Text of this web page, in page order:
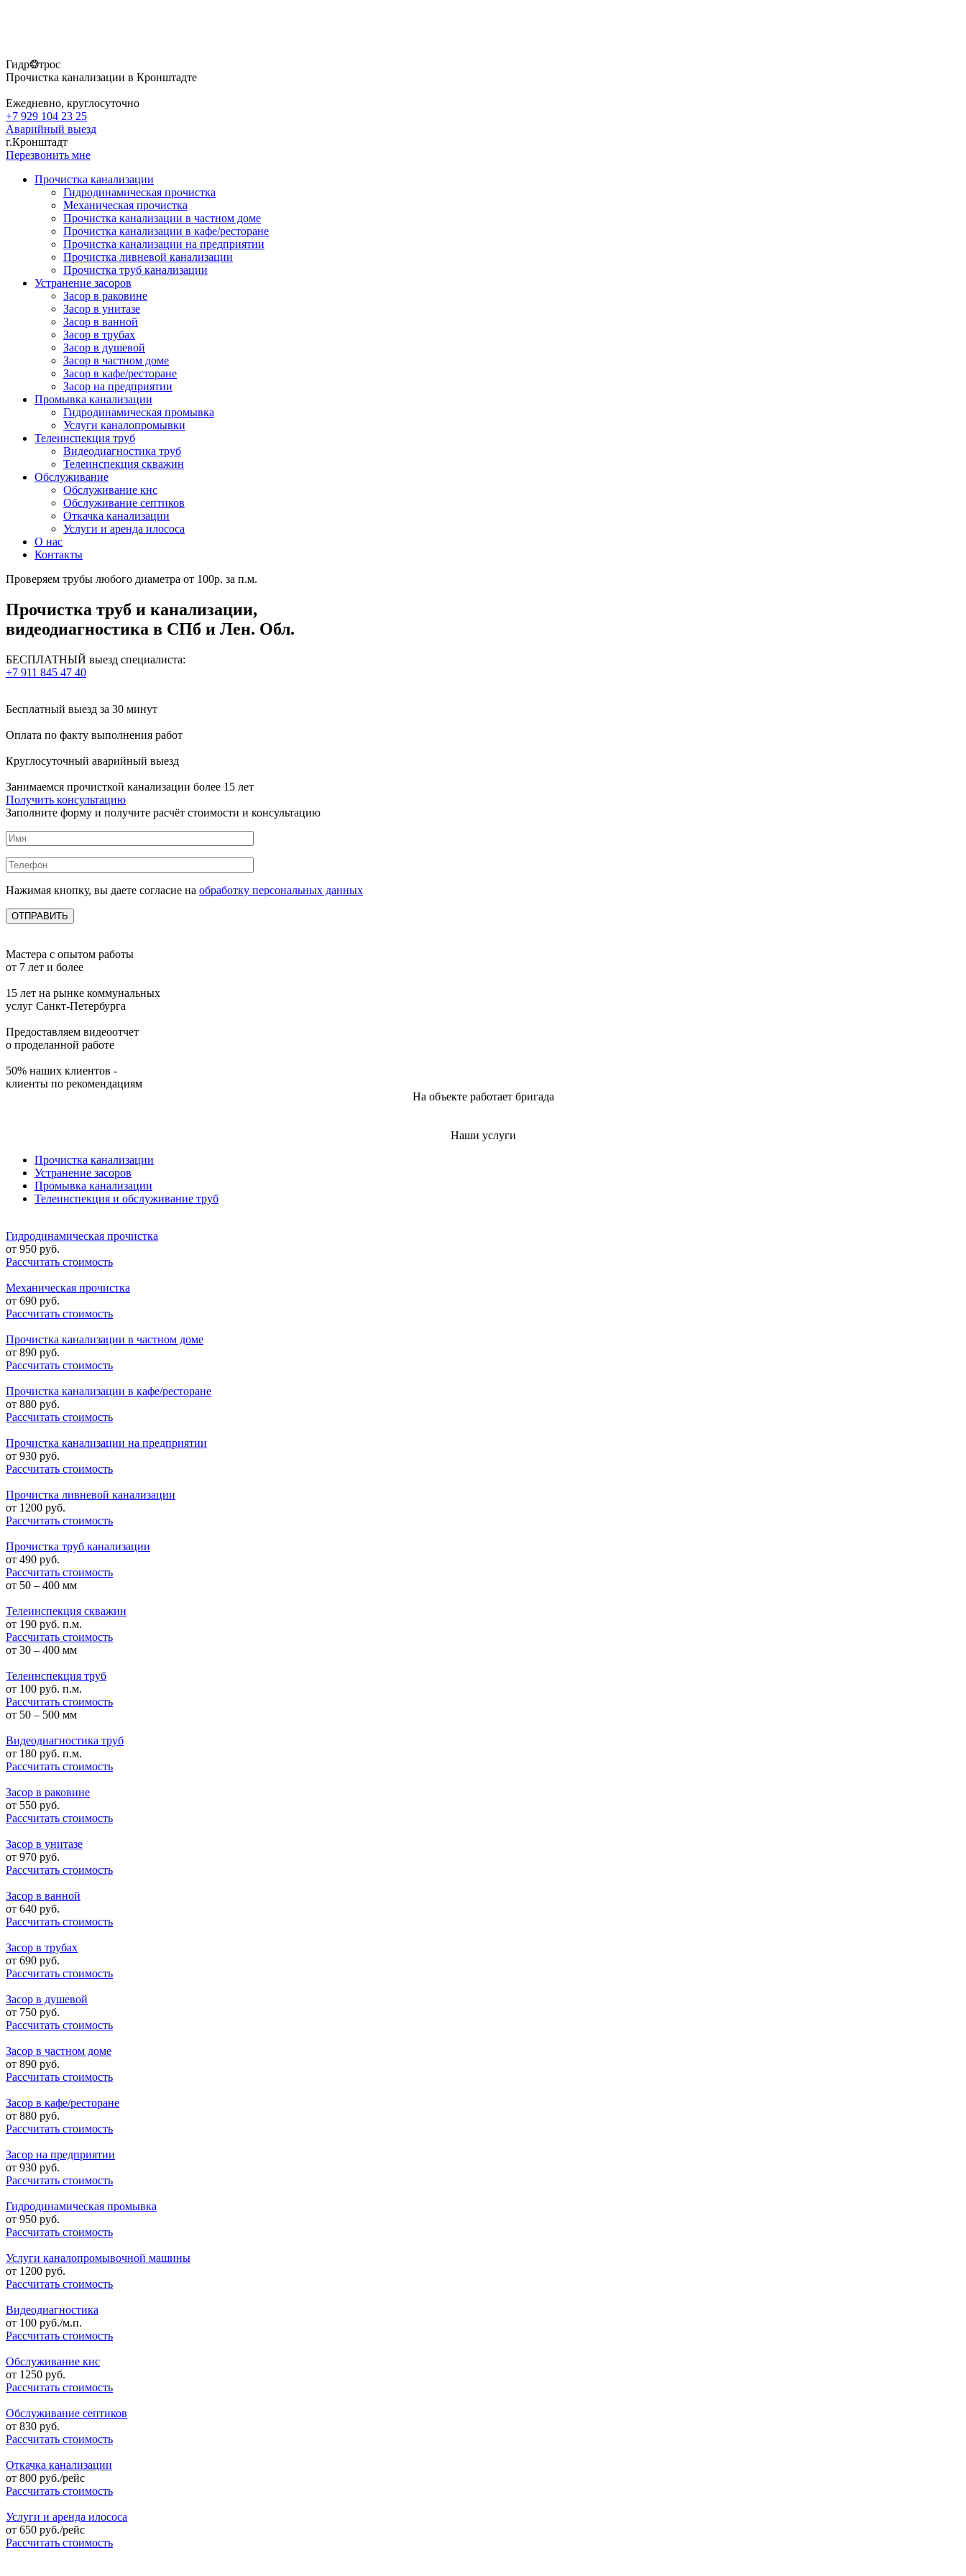
Гидр❂трос
Прочистка канализации в Кронштадте
Ежедневно, круглосуточно
+7 929 104 23 25
Аварийный выезд
г.Кронштадт
Перезвонить мне
Прочистка канализации
Гидродинамическая прочистка
Механическая прочистка
Прочистка канализации в частном доме
Прочистка канализации в кафе/ресторане
Прочистка канализации на предприятии
Прочистка ливневой канализации
Прочистка труб канализации
Устранение засоров
Засор в раковине
Засор в унитазе
Засор в ванной
Засор в трубах
Засор в душевой
Засор в частном доме
Засор в кафе/ресторане
Засор на предприятии
Промывка канализации
Гидродинамическая промывка
Услуги каналопромывки
Телеинспекция труб
Видеодиагностика труб
Телеинспекция скважин
Обслуживание
Обслуживание кнс
Обслуживание септиков
Откачка канализации
Услуги и аренда илососа
О нас
Контакты
Проверяем трубы любого диаметра от 100р. за п.м.
Прочистка труб и канализации,
видеодиагностика в СПб и Лен. Обл.
БЕСПЛАТНЫЙ выезд специалиста:
+7 911 845 47 40
Бесплатный выезд за 30 минут
Оплата по факту выполнения работ
Круглосуточный аварийный выезд
Занимаемся прочисткой канализации более 15 лет
Получить консультацию
Заполните форму и получите расчёт стоимости и консультацию
Нажимая кнопку, вы даете согласие на обработку персональных данных
Мастера с опытом работы
от 7 лет и более
15 лет на рынке коммунальных
услуг Санкт-Петербурга
Предоставляем видеоотчет
о проделанной работе
50% наших клиентов -
клиенты по рекомендациям
На объекте работает бригада
Наши услуги
Прочистка канализации
Устранение засоров
Промывка канализации
Телеинспекция и обслуживание труб
Гидродинамическая прочистка
от 950 руб.
Рассчитать стоимость
Механическая прочистка
от 690 руб.
Рассчитать стоимость
Прочистка канализации в частном доме
от 890 руб.
Рассчитать стоимость
Прочистка канализации в кафе/ресторане
от 880 руб.
Рассчитать стоимость
Прочистка канализации на предприятии
от 930 руб.
Рассчитать стоимость
Прочистка ливневой канализации
от 1200 руб.
Рассчитать стоимость
Прочистка труб канализации
от 490 руб.
Рассчитать стоимость
от 50 – 400 мм
Телеинспекция скважин
от 190 руб. п.м.
Рассчитать стоимость
от 30 – 400 мм
Телеинспекция труб
от 100 руб. п.м.
Рассчитать стоимость
от 50 – 500 мм
Видеодиагностика труб
от 180 руб. п.м.
Рассчитать стоимость
Засор в раковине
от 550 руб.
Рассчитать стоимость
Засор в унитазе
от 970 руб.
Рассчитать стоимость
Засор в ванной
от 640 руб.
Рассчитать стоимость
Засор в трубах
от 690 руб.
Рассчитать стоимость
Засор в душевой
от 750 руб.
Рассчитать стоимость
Засор в частном доме
от 890 руб.
Рассчитать стоимость
Засор в кафе/ресторане
от 880 руб.
Рассчитать стоимость
Засор на предприятии
от 930 руб.
Рассчитать стоимость
Гидродинамическая промывка
от 950 руб.
Рассчитать стоимость
Услуги каналопромывочной машины
от 1200 руб.
Рассчитать стоимость
Видеодиагностика
от 100 руб./м.п.
Рассчитать стоимость
Обслуживание кнс
от 1250 руб.
Рассчитать стоимость
Обслуживание септиков
от 830 руб.
Рассчитать стоимость
Откачка канализации
от 800 руб./рейс
Рассчитать стоимость
Услуги и аренда илососа
от 650 руб./рейс
Рассчитать стоимость